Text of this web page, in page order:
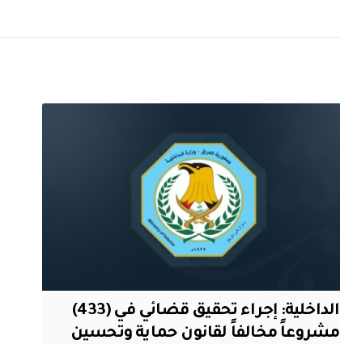
الداخلية: إجراء تحقيق قضائي في (433)
مشروعاً مخالفاً لقانون حماية وتحسين